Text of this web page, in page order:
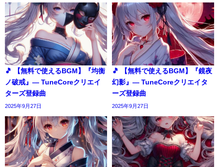
🎵 【無料で使えるBGM】『均衡
ノ破戒』― TuneCoreクリエイ
ターズ登録曲
2025年9月27日
🎵 【無料で使えるBGM】『鏡夜
幻影』― TuneCoreクリエイタ
ーズ登録曲
2025年9月27日